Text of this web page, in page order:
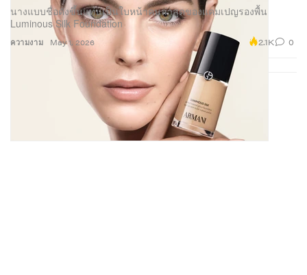
ความงาม
นางแบบชื่อดังขึ้นแท่นเป็นใบหน้าคนล่าสุดของแคมเปญรองพื้น
Luminous Silk Foundation
May 1, 2026 2.1K 0